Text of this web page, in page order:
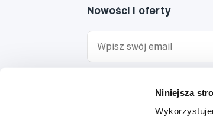
Niniejsza
Nowości i oferty
specjalnych i wyrażam zgodę na
w tym celu.